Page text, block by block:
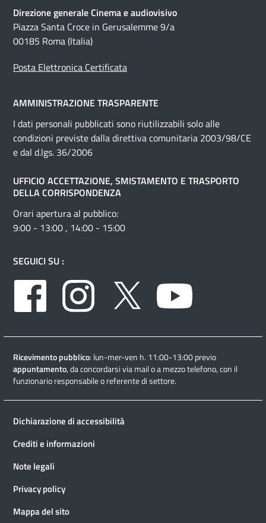
Direzione generale Cinema e audiovisivo
Piazza Santa Croce in Gerusalemme 9/a
00185 Roma (Italia)
Posta Elettronica Certificata
AMMINISTRAZIONE TRASPARENTE
I dati personali pubblicati sono riutilizzabili solo alle
condizioni previste dalla direttiva comunitaria 2003/98/CE
e dal d.lgs. 36/2006
UFFICIO ACCETTAZIONE, SMISTAMENTO E TRASPORTO
DELLA CORRISPONDENZA
Orari apertura al pubblico:
9:00 - 13:00 , 14:00 - 15:00
SEGUICI SU :
Facebook
Instagram Twitter
Ricevimento pubblico: lun-mer-ven h. 11:00-13:00 previo
appuntamento, da concordarsi via mail o a mezzo telefono, con il
funzionario responsabile o referente di settore.
Dichiarazione di accessibilità
Crediti e informazioni
Note legali
Privacy policy
Mappa del sito